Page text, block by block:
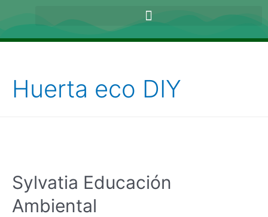
Huerta eco DIY
Sylvatia Educación
Ambiental